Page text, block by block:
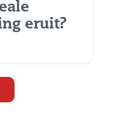
eruit?